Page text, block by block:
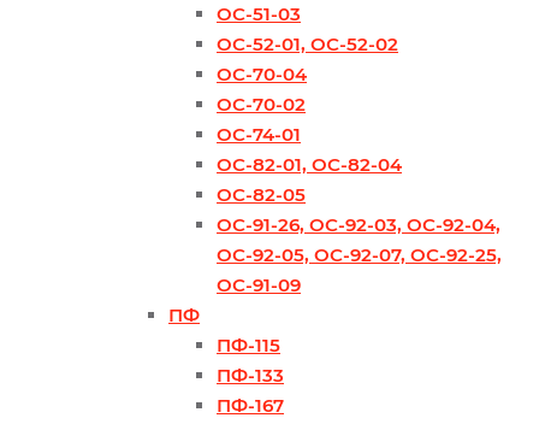
ОС-51-03
ОС-52-01, ОС-52-02
ОС-70-04
ОС-70-02
ОС-74-01
ОС-82-01, ОС-82-04
ОС-82-05
ОС-91-26, ОС-92-03, ОС-92-04,
ОС-92-05, ОС-92-07, ОС-92-25,
ОС-91-09
ПФ
ПФ-115
ПФ-133
ПФ-167